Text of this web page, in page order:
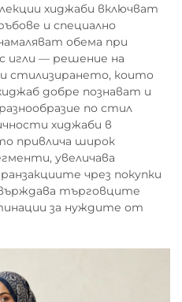
хиджаби включват
и специално
обема при
игли — решение на
стилизирането, които
добре познават и
по стил
хиджаби в
привлича широк
увеличава
чрез покупки
търговците
за нуждите от